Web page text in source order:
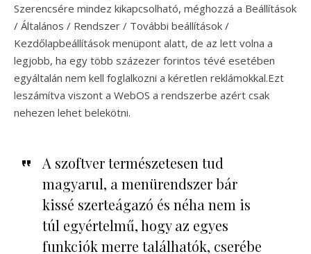
Szerencsére mindez kikapcsolható, méghozzá a Beállítások
/ Általános / Rendszer / További beállítások /
Kezdőlapbeállítások menüpont alatt, de az lett volna a
legjobb, ha egy több százezer forintos tévé esetében
egyáltalán nem kell foglalkozni a kéretlen reklámokkal.Ezt
leszámítva viszont a WebOS a rendszerbe azért csak
nehezen lehet belekötni.
A szoftver természetesen tud
magyarul, a menürendszer bár
kissé szerteágazó és néha nem is
túl egyértelmű, hogy az egyes
funkciók merre találhatók, cserébe